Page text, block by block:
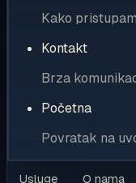
Kako
Kontakt
Brza
Početna
Povratak na
Usluge O nama